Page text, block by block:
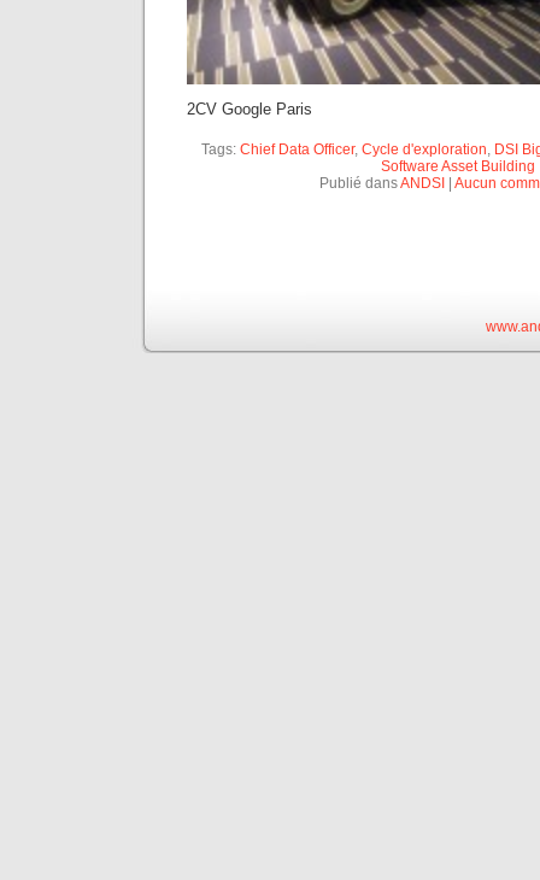
2CV Google Paris
Tags: Chief Data Officer, Cycle d'exploration, DSI
Software Asset Building
Publié dansANDSI Aucun